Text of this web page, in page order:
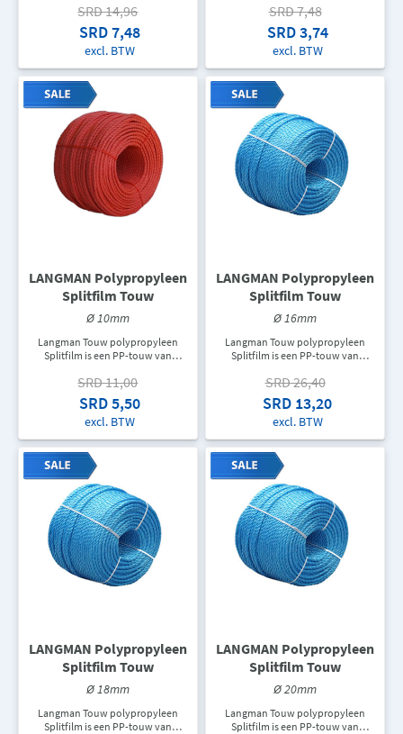
hijskabel, zweeflijn, verschillende
twijnen en verpakkingskabel,
touw voor ladders, trekkoord of
als een doorvoerleiding om allerlei
rol zit er 220M touw. De
aangegeven prijs is de prijs per
meter.
SRD 14,96
SRD 7,48
excl. BTW
hijskabel, zweeflijn, verschillende
twijnen en verpakkingskabel,
touw voor ladders, trekkoord of
als een doorvoerleiding om allerlei
rol zit er 220M touw. De
aangegeven prijs is de prijs per
meter.
SRD 7,48
SRD 3,74
excl. BTW
LANGMAN Polypropyleen
Splitfilm Touw
Ø 10mm
Langman Touw polypropyleen
Splitfilm is een PP-touw van
hijskabel, zweeflijn, verschillende
twijnen en verpakkingskabel,
touw voor ladders, trekkoord of
als een doorvoerleiding om allerlei
rol zit er 220M touw. De
aangegeven prijs is de prijs per
meter.
SRD 11,00
SRD 5,50
excl. BTW
LANGMAN Polypropyleen
Splitfilm Touw
Ø 16mm
Langman Touw polypropyleen
Splitfilm is een PP-touw van
hijskabel, zweeflijn, verschillende
twijnen en verpakkingskabel,
touw voor ladders, trekkoord of
als een doorvoerleiding om allerlei
rol zit er 220M touw. De
aangegeven prijs is de prijs per
SRD 26,40
SRD 13,20
excl. BTW
LANGMAN Polypropyleen
Splitfilm Touw
Ø 18mm
Langman Touw polypropyleen
Splitfilm is een PP-touw van
LANGMAN Polypropyleen
Splitfilm Touw
Ø 20mm
Langman Touw polypropyleen
Splitfilm is een PP-touw van